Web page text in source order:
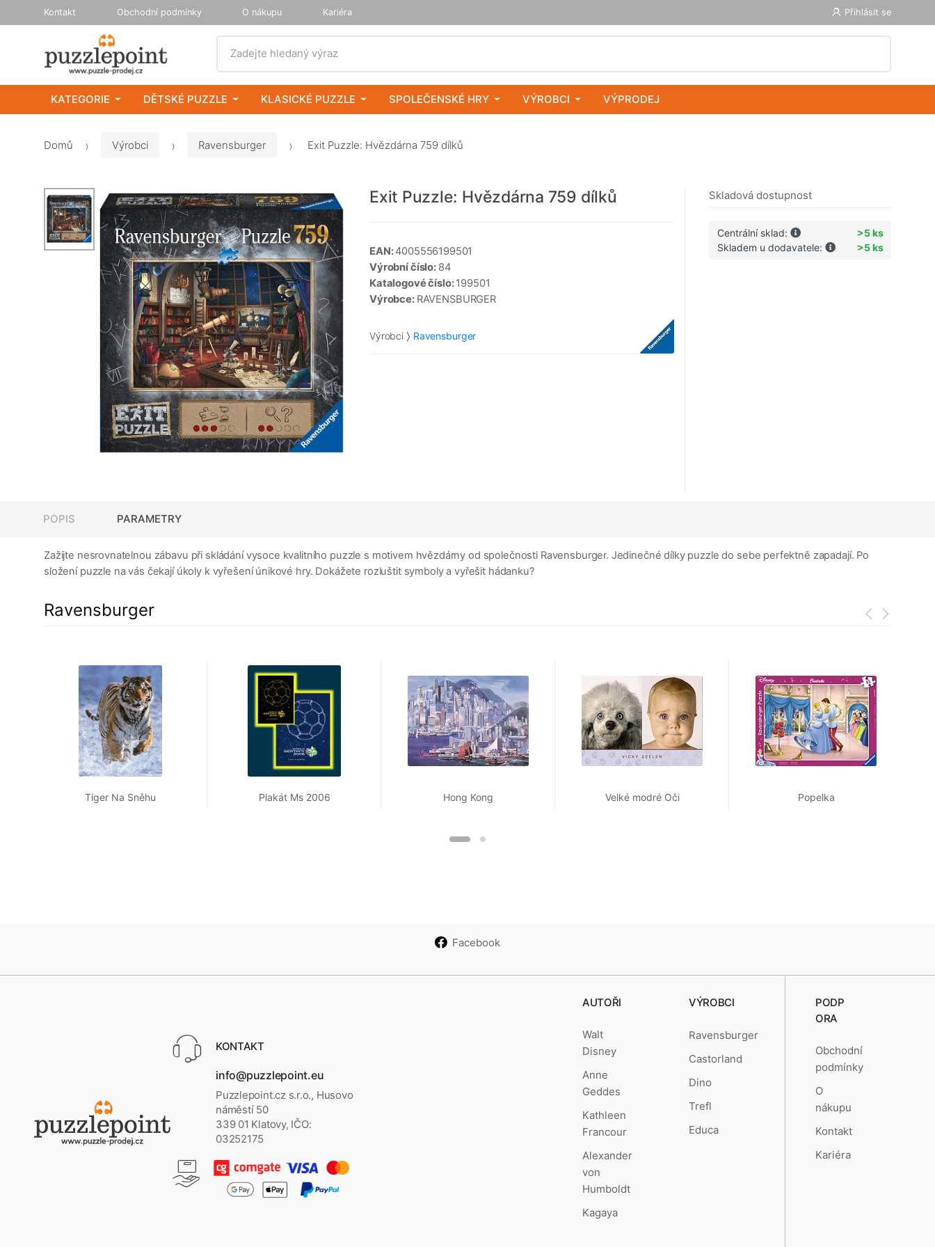
Kontakt Obchodní podmínky O nákupu Kariéra Přihlásit se
Zadejte hledaný výraz
KATEGORIE DĚTSKÉ PUZZLE KLASICKÉ PUZZLE SPOLEČENSKÉ HRY VÝROBCI VÝPRODEJ
Domů Výrobci Ravensburger Exit Puzzle: Hvězdárna 759 dílků
Exit Puzzle: Hvězdárna 759 dílků
EAN:4005556199501
Výrobní číslo: 84
Katalogové číslo:199501
Výrobce: RAVENSBURGER
Výrobci Ravensburger
Skladová dostupnost
Centrální sklad:
>5 ks
Skladem u dodavatele:
>5 ks
POPIS PARAMETRY
Zažijte nesrovnatelnou zábavu při skládání vysoce kvalitního puzzle s motivem hvězdárny od společnosti Ravensburger. Jedinečné dílky puzzle do sebe perfektně zapadají. Po
složení puzzle na vás čekají úkoly k vyřešení únikové hry. Dokážete rozluštit symboly a vyřešit hádanku?
Ravensburger
Tiger Na Sněhu Plakát Ms 2006 Hong Kong Velké modré Oči Popelka
Facebook
KONTAKT
info@puzzlepoint.eu
Puzzlepoint.cz s.r.o., Husovo
náměstí 50
339 01 Klatovy, IČO:
03252175
AUTOŘI
Walt
Disney
Anne
Geddes
Kathleen
Francour
Alexander
von
Humboldt
Kagaya
VÝROBCI
Ravensburger
Castorland
Dino
Trefl
Educa
PODP
ORA
Obchodní
podmínky
O
nákupu
Kontakt
Kariéra